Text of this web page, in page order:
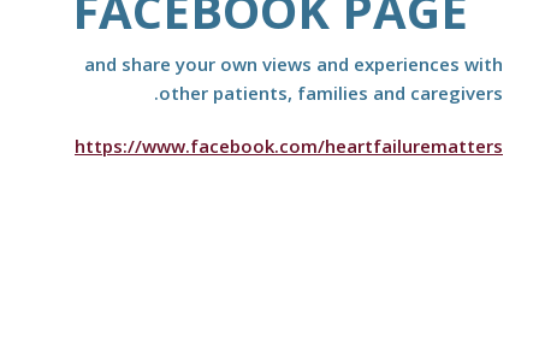
and share your own views and experiences with
other patients, families and caregivers.
https://www.facebook.com/heartfailurematters